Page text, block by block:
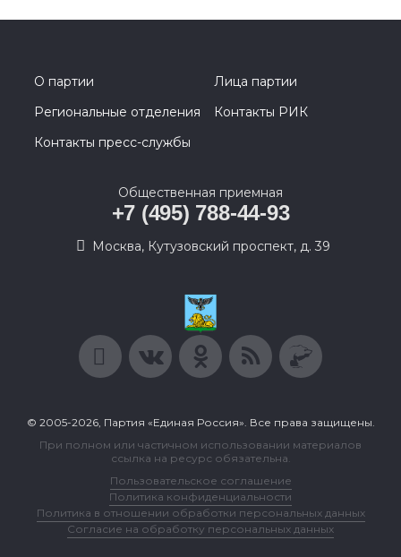
О партии
Лица партии
Региональные отделения
Контакты РИК
Контакты пресс-службы
Общественная приемная
+7 (495) 788-44-93
Москва, Кутузовский проспект, д. 39
© 2005-2026, Партия «Единая Россия». Все права защищены.
При полном или частичном использовании материалов
ссылка на ресурс обязательна.
Пользовательское соглашение
Политика конфиденциальности
Политика в отношении обработки персональных данных
Согласие на обработку персональных данных